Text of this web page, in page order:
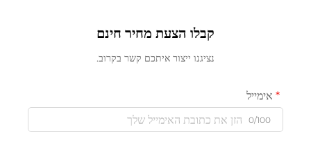
קבלו הצעת מחיר חינם
נציגנו ייצור איתכם קשר בקרוב.
אימייל
0/100